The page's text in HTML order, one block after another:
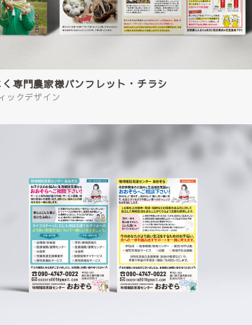
く専門農家様パンフレット・チラシ
ックデザイン